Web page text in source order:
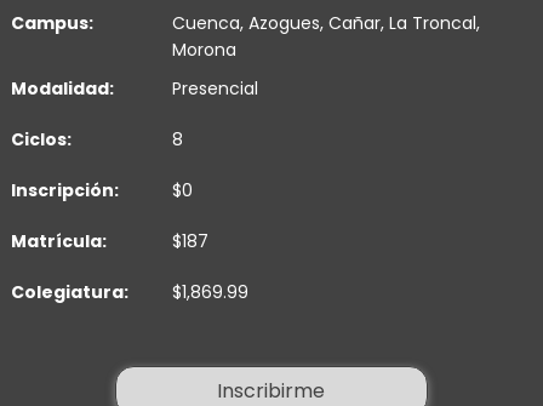
Campus: Cuenca, Azogues, Cañar, La Troncal,
Morona
Modalidad:
Presencial
Ciclos: 8
Inscripción: $0
Matrícula: $187
Colegiatura: $1,869.99
Inscribirme